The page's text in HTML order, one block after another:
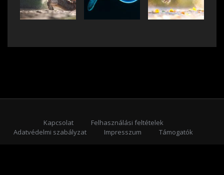
Kapcsolat
Felhasználási feltételek
Adatvédelmi szabályzat
Impresszum
Támogatók